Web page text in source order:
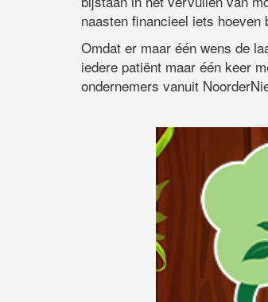
naasten financieel iets hoeven
Omdat er maar één wens de
iedere patiënt maar één keer
ondernemers vanuit